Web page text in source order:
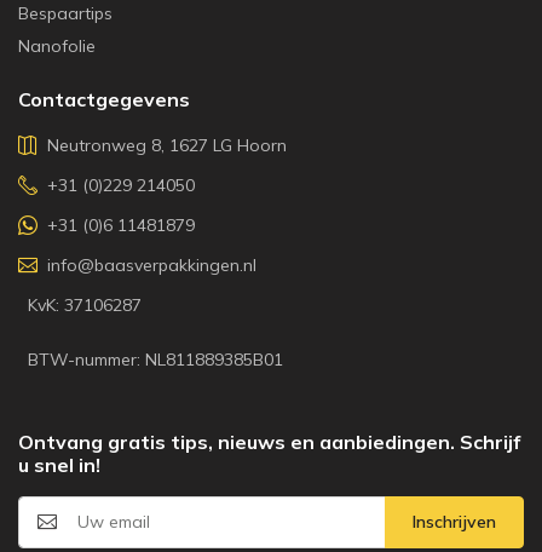
Bespaartips
Nanofolie
Contactgegevens
Neutronweg 8, 1627 LG Hoorn
+31 (0)229 214050
+31 (0)6 11481879
info@baasverpakkingen.nl
KvK: 37106287
BTW-nummer: NL811889385B01
Ontvang gratis tips, nieuws en aanbiedingen. Schrijf
u snel in!
Inschrijven